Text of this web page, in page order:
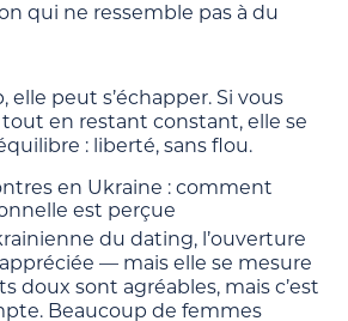
qui ne ressemble pas à du
elle peut s’échapper. Si vous
tout en restant constant, elle se
: liberté, sans flou.
en Ukraine : comment
est perçue
du dating, l’ouverture
— mais elle se mesure
doux sont agréables, mais c’est
Beaucoup de femmes